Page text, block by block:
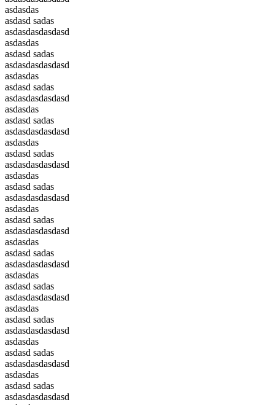
asdasdas
asdasd sadas
asdasdasdasdasd
asdasdas
asdasd sadas
asdasdasdasdasd
asdasdas
asdasd sadas
asdasdasdasdasd
asdasdas
asdasd sadas
asdasdasdasdasd
asdasdas
asdasd sadas
asdasdasdasdasd
asdasdas
asdasd sadas
asdasdasdasdasd
asdasdas
asdasd sadas
asdasdasdasdasd
asdasdas
asdasd sadas
asdasdasdasdasd
asdasdas
asdasd sadas
asdasdasdasdasd
asdasdas
asdasd sadas
asdasdasdasdasd
asdasdas
asdasd sadas
asdasdasdasdasd
asdasdas
asdasd sadas
asdasdasdasdasd